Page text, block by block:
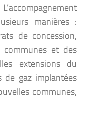
manières :
de concession,
communes et des
extensions du
de gaz implantées
communes,